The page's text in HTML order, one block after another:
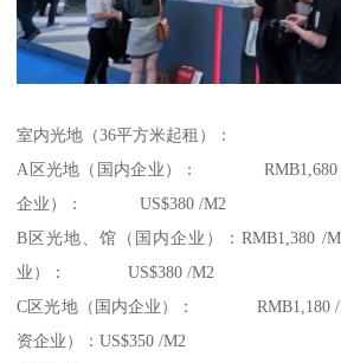
室内光地（36平方米起租）：
A区光地（国内企业）： RMB1,680
企业）： US$380 /M2
B区光地、馆（国内企业）：RMB1,380
业）： US$380 /M2
C区光地（国内企业）： RMB1,180 /
资企业）：US$350 /M2